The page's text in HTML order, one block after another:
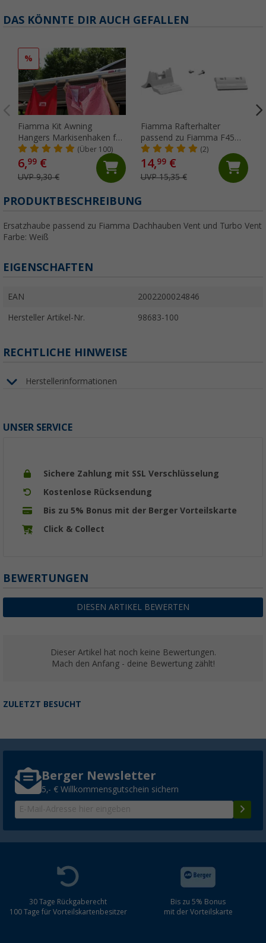
DAS KÖNNTE DIR AUCH GEFALLEN
%
Fiamma Kit Awning
Hangers Markisenhaken für
die Kederschiene(Über 100)
6,99 €
UVP 9,30 €
Fiamma Rafterhalter
passend zu Fiamma F45
S/L / ZIP
(2)
14,99€
UVP 15,35 €
PRODUKTBESCHREIBUNG
Ersatzhaube passend zu Fiamma Dachhauben Vent und Turbo Vent
Farbe: Weiß
EIGENSCHAFTEN
EAN 2002200024846
Hersteller Artikel-Nr. 98683-100
RECHTLICHE HINWEISE
Herstellerinformationen
UNSER SERVICE
Sichere Zahlung mit SSL Verschlüsselung
Kostenlose Rücksendung
Bis zu 5% Bonus mit der Berger Vorteilskarte
Click & Collect
BEWERTUNGEN
DIESEN ARTIKEL BEWERTEN
Dieser Artikel hat noch keine Bewertungen.
Mach den Anfang - deine Bewertung zählt!
ZULETZT BESUCHT
Berger Newsletter
5,- € Willkommensgutschein sichern
30 Tage Rückgaberecht
100 Tage für Vorteilskartenbesitzer
Bis zu 5% Bonus
mit der Vorteilskarte